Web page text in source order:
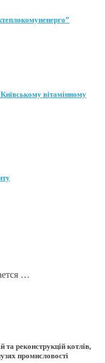
вітамінному
…
та реконструкцій котлів,
промисловості